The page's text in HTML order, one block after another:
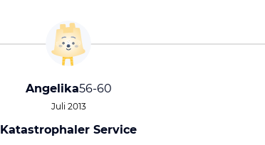
Angelika56-60
Juli 2013
Katastrophaler Service